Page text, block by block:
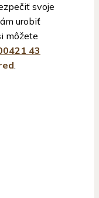
svoje
urobiť
môžete
43
.